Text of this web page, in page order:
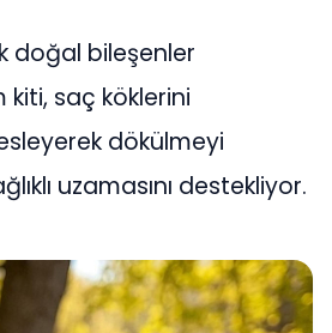
doğal bileşenler
kiti, saç köklerini
dökülmeyi
uzamasını destekliyor.